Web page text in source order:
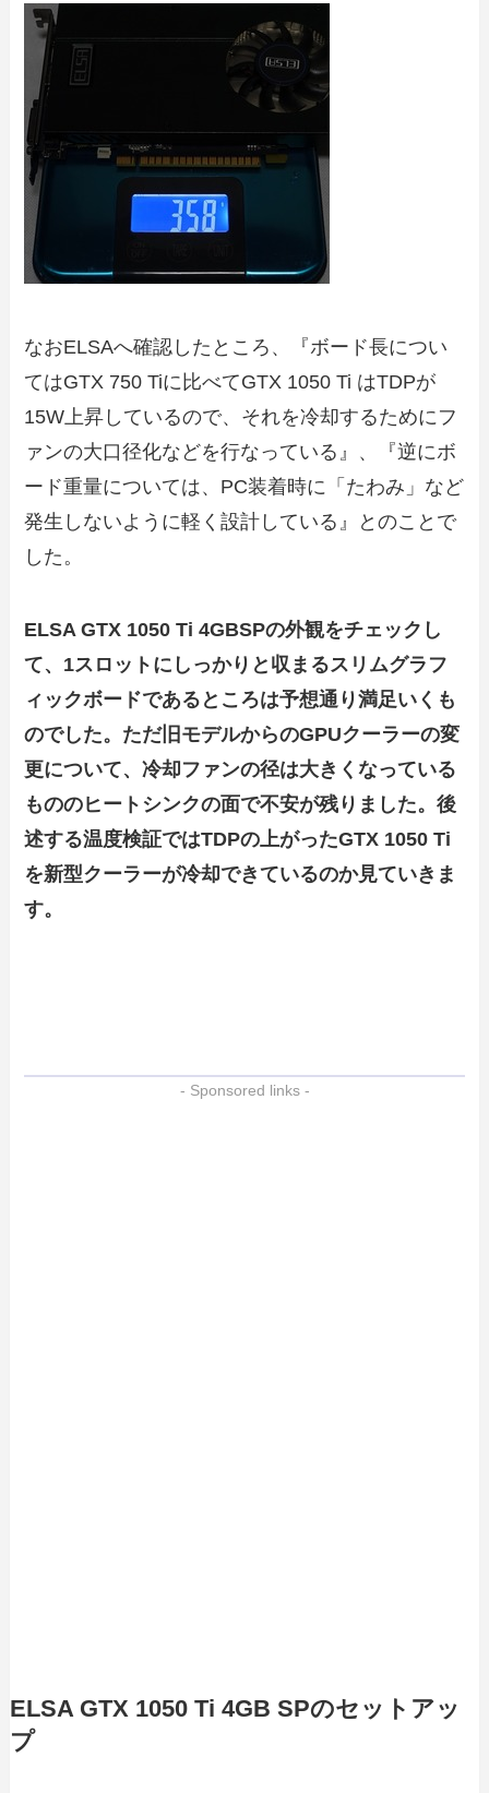
なおELSAへ確認したところ、 『ボード長につい
てはGTX 750 Tiに比べてGTX 1050 Ti はTDPが
15W上昇しているので、それを冷却するためにフ
ァンの大口径化などを行なっている​ 』、 『逆にボ
ード重量については、PC装着時に「たわみ」など
発生しないよう に軽く設計している 』とのことで
した。
ELSA GTX 1050 Ti 4GBSPの外観をチェックし
て、1スロットにしっかりと収まるスリムグラフ
ィックボードであるところは予想通り満足いくも
のでした。ただ旧モデルからのGPUクーラーの変
更について、冷却ファンの径は大きくなっている
もののヒートシンクの面で不安が残りました。後
述する温度検証ではTDPの上がったGTX 1050 Ti
を新型クーラーが冷却できているのか見ていきま
す。
- Sponsored links -
ELSA GTX 1050 Ti 4GB SPのセットアッ
プ